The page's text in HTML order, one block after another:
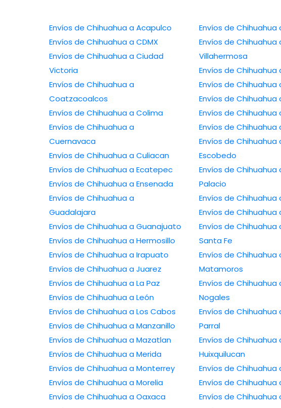
Envíos de Chihuahua a Acapulco
Envíos de Chihuahua a CDMX
Envíos de Chihuahua a Ciudad
Victoria
Envíos de Chihuahua a
Coatzacoalcos
Envíos de Chihuahua a Colima
Envíos de Chihuahua a
Cuernavaca
Envíos de Chihuahua a Culiacan
Envíos de Chihuahua a Ecatepec
Envíos de Chihuahua a Ensenada
Envíos de Chihuahua a
Guadalajara
Envíos de Chihuahua a Guanajuato
Envíos de Chihuahua a Hermosillo
Envíos de Chihuahua a Irapuato
Envíos de Chihuahua a Juarez
Envíos de Chihuahua a La Paz
Envíos de Chihuahua a León
Envíos de Chihuahua a Los Cabos
Envíos de Chihuahua a Manzanillo
Envíos de Chihuahua a Mazatlan
Envíos de Chihuahua a Merida
Envíos de Chihuahua a Monterrey
Envíos de Chihuahua a Morelia
Envíos de Chihuahua a Oaxaca
Envíos de Chihuahua a
Villahermosa
Envíos de Chihuahua a General
Escobedo
Envíos de Chihuahua a Gómez
Palacio
Envíos de Chihuahua a Hacienda
Santa Fe
Envíos de Chihuahua a Heroica
Matamoros
Envíos de Chihuahua a Heroica
Nogales
Envíos de Chihuahua a Hidalgo del
Parral
Envíos de Chihuahua a
Huixquilucan